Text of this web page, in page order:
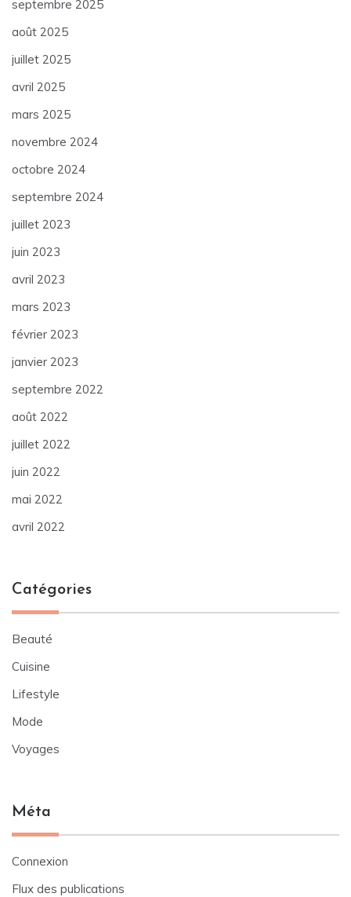
septembre 2025
août 2025
juillet 2025
avril 2025
mars 2025
novembre 2024
octobre 2024
septembre 2024
juillet 2023
juin 2023
avril 2023
mars 2023
février 2023
janvier 2023
septembre 2022
août 2022
juillet 2022
juin 2022
mai 2022
avril 2022
Catégories
Beauté
Cuisine
Lifestyle
Mode
Voyages
Méta
Connexion
Flux des publications